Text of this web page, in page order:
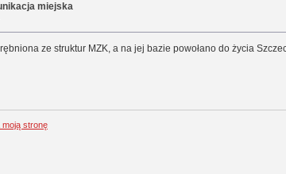
miejska
ze struktur MZK, a na jej bazie powołano do życia
stronę